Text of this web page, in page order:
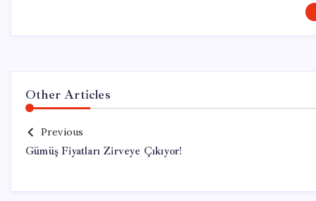
Other Articles
Previous
Gümüş Fiyatları Zirveye Çıkıyor!